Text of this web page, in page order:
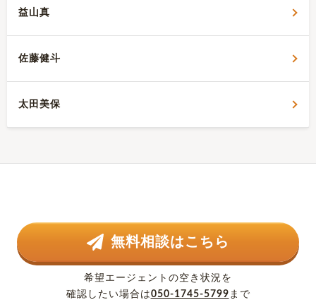
益山真
佐藤健斗
太田美保
無料相談はこちら
希望エージェントの空き状況を
確認したい場合は050-1745-5799 まで